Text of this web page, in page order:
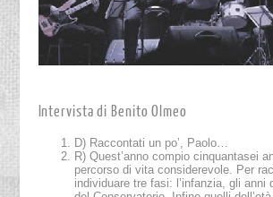
Intervista di Benito Olmeo
D) Raccontati un po’, Paolo…
R) Quest’anno compio cinquantasei
percorso di vita considerevole. Per
individuare tre fasi: l’infanzia, gli anni